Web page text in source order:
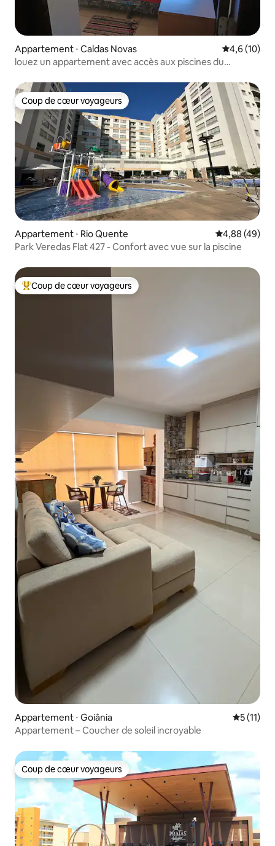
Appartement ⋅ Caldas Novas Évaluation
4,6 (10)
louez un appartement avec accès aux piscines du
Coup de cœur voyageurs
Coup de cœur voyageurs
Appartement ⋅ Rio Quente Évaluation
4,88 (49)
Park Veredas Flat 427 - Confort avec vue sur la piscine
Coups de cœur voyageurs les plus appréciés
Coup de cœur voyageurs
Appartement ⋅ Goiânia
5 (11)
Appartement – Coucher de soleil incroyable
Coup de cœur voyageurs
Coup de cœur voyageurs